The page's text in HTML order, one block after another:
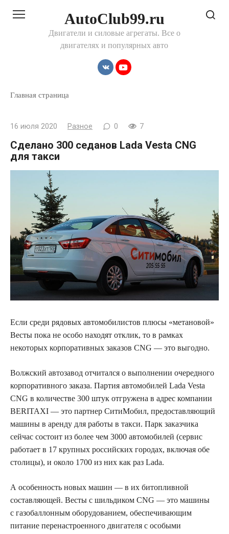
AutoClub99.ru
Двигатели и силовые агрегаты. Все о
двигателях и популярных авто
Главная страница
16 июля 2020 Разное 0 7
Сделано 300 седанов Lada Vesta CNG
для такси
Если среди рядовых автомобилистов плюсы «метановой»
Весты пока не особо находят отклик, то в рамках
некоторых корпоративных заказов CNG — это выгодно.
Волжский автозавод отчитался о выполнении очередного
корпоративного заказа. Партия автомобилей Lada Vesta
CNG в количестве 300 штук отгружена в адрес компании
BERITAXI — это партнер СитиМобил, предоставляющий
машины в аренду для работы в такси. Парк заказчика
сейчас состоит из более чем 3000 автомобилей (сервис
работает в 17 крупных российских городах, включая обе
столицы), и около 1700 из них как раз Lada.
А особенность новых машин — в их битопливной
составляющей. Весты с шильдиком CNG — это машины
с газобаллонным оборудованием, обеспечивающим
питание перенастроенного двигателя с особыми